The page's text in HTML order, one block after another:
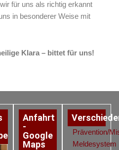
für uns als richtig erkannt
in besonderer Weise mit
Klara – bittet für uns!
Anfahrt
-
Google
Maps
Prävention/
Meldesystem